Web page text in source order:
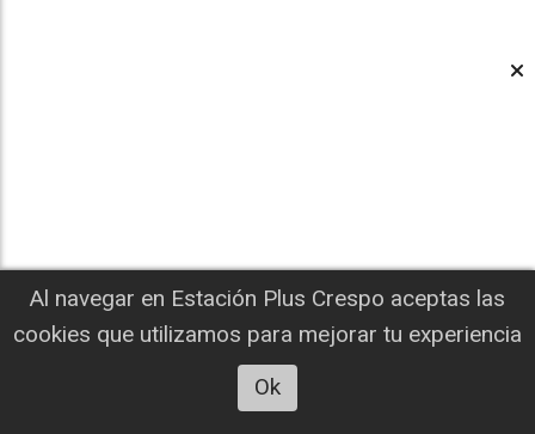
Importantes trabajos de infraestructura
comenzarán en la Escuela Técnica de
Al navegar en Estación Plus Crespo aceptas las
cookies que utilizamos para mejorar tu experiencia
Ok